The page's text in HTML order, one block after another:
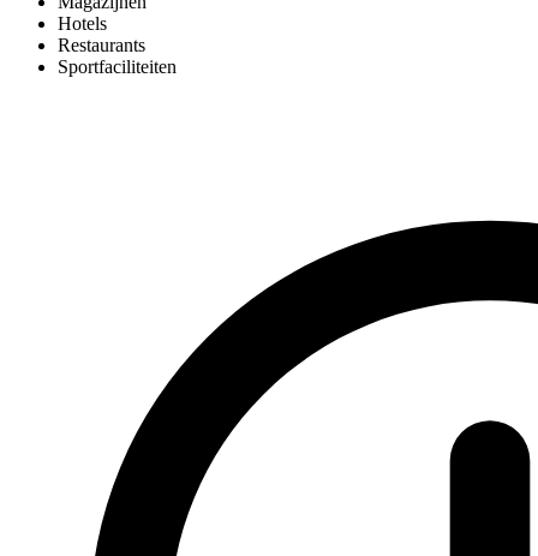
Hotels
Restaurants
Sportfaciliteiten